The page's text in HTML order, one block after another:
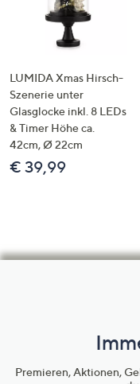
LUMIDA Xmas Hirsch-
Szenerie unter
Glasglocke inkl. 8 LEDs
& Timer Höhe ca.
42cm, Ø 22cm
€ 39,99
Premieren, Aktionen,